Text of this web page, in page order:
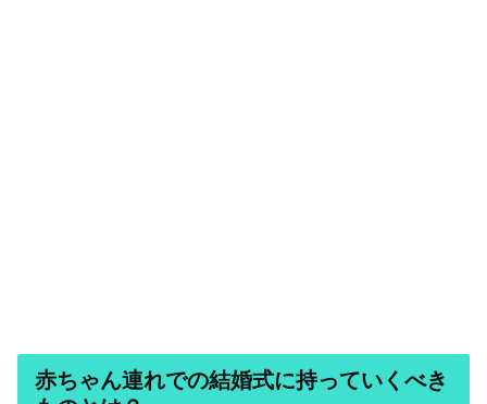
赤ちゃん連れでの結婚式に持っていくべき